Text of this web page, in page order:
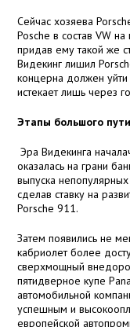
Сейчас хозяева
Posche в состав VW
придав ему такой же
Видекинг лишил
концерна должен уйти
истекает лишь через
Этапы большого пути
Эра Видекинга
оказалась на грани
выпуска
сделав ставку на
Porsche 911.
Затем появились не
кабриолет более
сверхмощный
пятидверное купе
автомобильной
успешным и
европейской